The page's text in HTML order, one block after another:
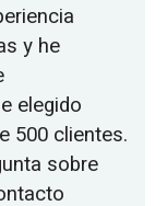
y he
elegido
500 clientes.
sobre